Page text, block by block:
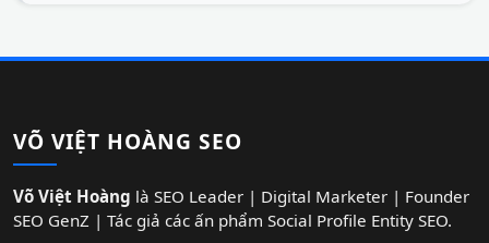
VÕ VIỆT HOÀNG SEO
Võ Việt Hoàng là SEO Leader | Digital Marketer | Founder
SEO GenZ | Tác giả các ấn phẩm Social Profile Entity SEO.